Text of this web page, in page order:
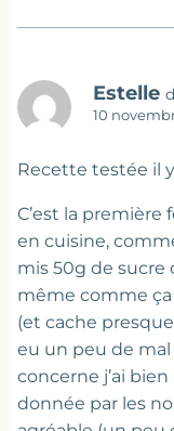
Estelle
10
Recette testée il
C’est la première
en cuisine,
mis 50g de sucre
même comme
(et cache
eu un peu de
concerne j’ai
donnée par les